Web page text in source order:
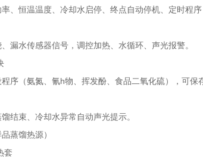
恒温温度、冷却水启停、终点自动停机、定时程序
水传感器信号，调控加热、水循环、声光报警。
（氨氮、氰h物、挥发酚、食品二氧化硫），可保
束、冷却水异常自动声光提示。
蒸馏热源）
套